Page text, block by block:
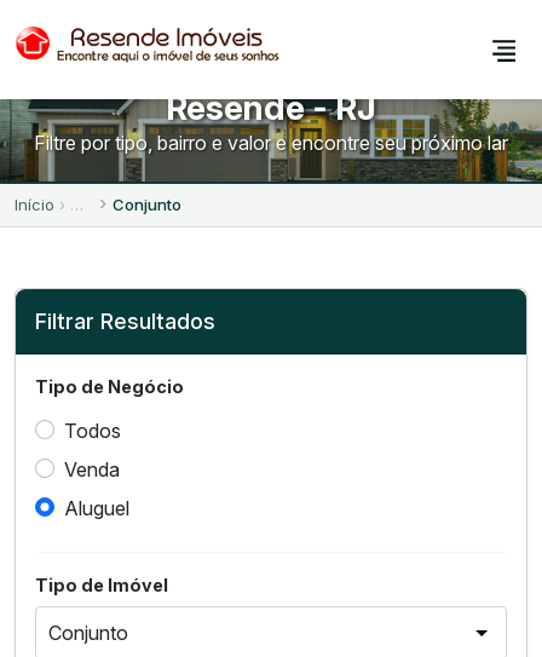
Conjuntos para Alugar em
Resende - RJ
Filtre por tipo, bairro e valor e encontre seu próximo lar
Início Conjunto
Filtrar Resultados
Tipo de Negócio
Todos
Venda
Aluguel
Tipo de Imóvel